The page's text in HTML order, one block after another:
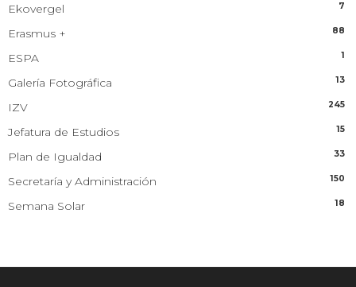
Ekovergel 7
Erasmus + 88
ESPA 1
Galería Fotográfica 13
IZV 245
Jefatura de Estudios 15
Plan de Igualdad 33
Secretaría y Administración 150
Semana Solar 18